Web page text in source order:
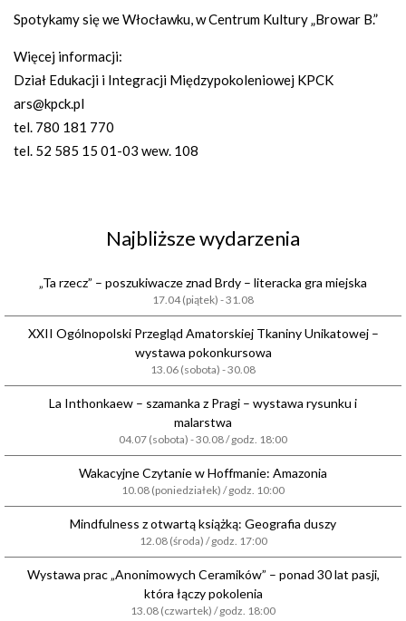
Spotykamy się we Włocławku, w Centrum Kultury „Browar B.”
Więcej informacji:
Dział Edukacji i Integracji Międzypokoleniowej KPCK
ars@kpck.pl
tel. 780 181 770
tel. 52 585 15 01-03 wew. 108
Najbliższe wydarzenia
„Ta rzecz” – poszukiwacze znad Brdy – literacka gra miejska
17.04 (piątek) - 31.08
XXII Ogólnopolski Przegląd Amatorskiej Tkaniny Unikatowej –
wystawa pokonkursowa
13.06 (sobota) - 30.08
La Inthonkaew – szamanka z Pragi – wystawa rysunku i
malarstwa
04.07 (sobota) - 30.08 / godz. 18:00
Wakacyjne Czytanie w Hoffmanie: Amazonia
10.08 (poniedziałek) / godz. 10:00
Mindfulness z otwartą książką: Geografia duszy
12.08 (środa) / godz. 17:00
Wystawa prac „Anonimowych Ceramików” – ponad 30 lat pasji,
która łączy pokolenia
13.08 (czwartek) / godz. 18:00